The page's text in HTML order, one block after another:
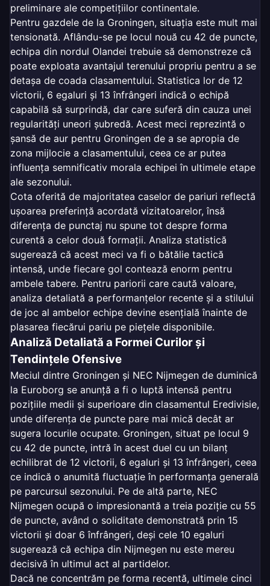
preliminare ale competițiilor continentale.
Pentru gazdele de la Groningen, situația este mult mai
tensionată. Aflându-se pe locul nouă cu 42 de puncte,
echipa din nordul Olandei trebuie să demonstreze că
poate exploata avantajul terenului propriu pentru a se
detașa de coada clasamentului. Statistica lor de 12
victorii, 6 egaluri și 13 înfrângeri indică o echipă
capabilă să surprindă, dar care suferă din cauza unei
regularități uneori șubredă. Acest meci reprezintă o
șansă de aur pentru Groningen de a se apropia de
zona mijlocie a clasamentului, ceea ce ar putea
influența semnificativ morala echipei în ultimele etape
ale sezonului.
Cota oferită de majoritatea caselor de pariuri reflectă
ușoarea preferință acordată vizitatoarelor, însă
diferența de punctaj nu spune tot despre forma
curentă a celor două formații. Analiza statistică
sugerează că acest meci va fi o bătălie tactică
intensă, unde fiecare gol contează enorm pentru
ambele tabere. Pentru pariorii care caută valoare,
analiza detaliată a performanțelor recente și a stilului
de joc al ambelor echipe devine esențială înainte de
plasarea fiecărui pariu pe piețele disponibile.
Analiză Detaliată a Formei Curilor și
Tendințele Ofensive
Meciul dintre Groningen și NEC Nijmegen de duminică
la Euroborg se anunță a fi o luptă intensă pentru
pozițiile medii și superioare din clasamentul Eredivisie,
unde diferența de puncte pare mai mică decât ar
sugera locurile ocupate. Groningen, situat pe locul 9
cu 42 de puncte, intră în acest duel cu un bilanț
echilibrat de 12 victorii, 6 egaluri și 13 înfrângeri, ceea
ce indică o anumită fluctuație în performanța generală
pe parcursul sezonului. Pe de altă parte, NEC
Nijmegen ocupă o impresionantă a treia poziție cu 55
de puncte, având o soliditate demonstrată prin 15
victorii și doar 6 înfrângeri, deși cele 10 egaluri
sugerează că echipa din Nijmegen nu este mereu
decisivă în ultimul act al partidelor.
Dacă ne concentrăm pe forma recentă, ultimele cinci